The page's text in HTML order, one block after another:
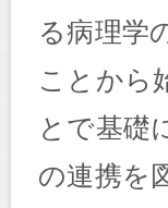
る病理学
ことから
とで基礎
の連携を